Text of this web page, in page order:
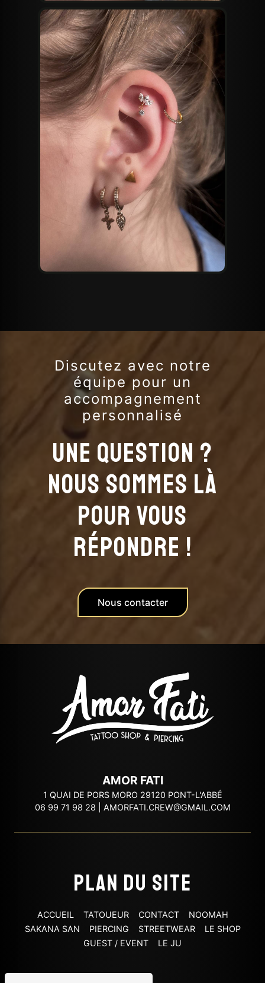
Discutez avec notre
équipe pour un
accompagnement
personnalisé
Une question ?
Nous sommes là
pour vous
répondre !
Nous contacter
AMOR FATI
1 QUAI DE PORS MORO 29120 PONT-L'ABBÉ
06 99 71 98 28
AMORFATI.CREW@GMAIL.COM
Plan du site
ACCUEIL TATOUEUR CONTACT
NOOMAH
SAKANA SAN
PIERCING STREETWEAR
LE SHOP
GUEST / EVENT
LE JU